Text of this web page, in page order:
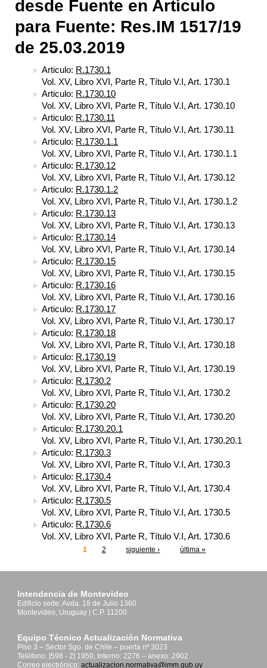
desde Fuente en Artículo
para Fuente: Res.IM 1517/19
de 25.03.2019
Articulo: R.1730.1
Vol. XV, Libro XVI, Parte R, Título V.I, Art. 1730.1
Articulo: R.1730.10
Vol. XV, Libro XVI, Parte R, Título V.I, Art. 1730.10
Articulo: R.1730.11
Vol. XV, Libro XVI, Parte R, Título V.I, Art. 1730.11
Articulo: R.1730.1.1
Vol. XV, Libro XVI, Parte R, Título V.I, Art. 1730.1.1
Articulo: R.1730.12
Vol. XV, Libro XVI, Parte R, Título V.I, Art. 1730.12
Articulo: R.1730.1.2
Vol. XV, Libro XVI, Parte R, Título V.I, Art. 1730.1.2
Articulo: R.1730.13
Vol. XV, Libro XVI, Parte R, Título V.I, Art. 1730.13
Articulo: R.1730.14
Vol. XV, Libro XVI, Parte R, Título V.I, Art. 1730.14
Articulo: R.1730.15
Vol. XV, Libro XVI, Parte R, Título V.I, Art. 1730.15
Articulo: R.1730.16
Vol. XV, Libro XVI, Parte R, Título V.I, Art. 1730.16
Articulo: R.1730.17
Vol. XV, Libro XVI, Parte R, Título V.I, Art. 1730.17
Articulo: R.1730.18
Vol. XV, Libro XVI, Parte R, Título V.I, Art. 1730.18
Articulo: R.1730.19
Vol. XV, Libro XVI, Parte R, Título V.I, Art. 1730.19
Articulo: R.1730.2
Vol. XV, Libro XVI, Parte R, Título V.I, Art. 1730.2
Articulo: R.1730.20
Vol. XV, Libro XVI, Parte R, Título V.I, Art. 1730.20
Articulo: R.1730.20.1
Vol. XV, Libro XVI, Parte R, Título V.I, Art. 1730.20.1
Articulo: R.1730.3
Vol. XV, Libro XVI, Parte R, Título V.I, Art. 1730.3
Articulo: R.1730.4
Vol. XV, Libro XVI, Parte R, Título V.I, Art. 1730.4
Articulo: R.1730.5
Vol. XV, Libro XVI, Parte R, Título V.I, Art. 1730.5
Articulo: R.1730.6
Vol. XV, Libro XVI, Parte R, Título V.I, Art. 1730.6
Páginas
1 2 siguiente › última »
Intendencia de Montevideo
Edificio sede: Avda. 18 de Julio 1360
Montevideo, Uruguay | C.P. 11200
Equipo Técnico Actualización Normativa
Piso 3 – Sector Sgo. de Chile – puerta nº 3023
Teléfono: [598 - 2] 1950, Interno: 2276 – anexo: 2902
Correo electrónico: actualizacion.normativa@imm.gub.uy